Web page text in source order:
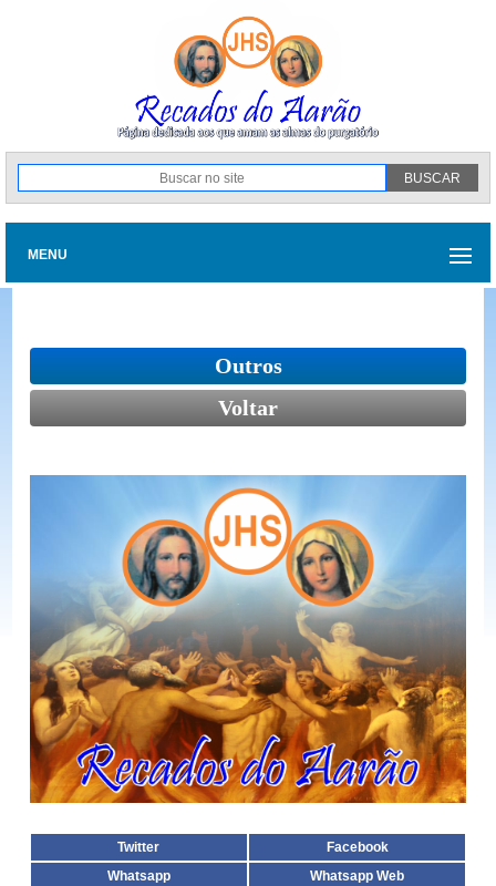
MENU
Outros
Voltar
Twitter
Facebook
Whatsapp
Whatsapp Web